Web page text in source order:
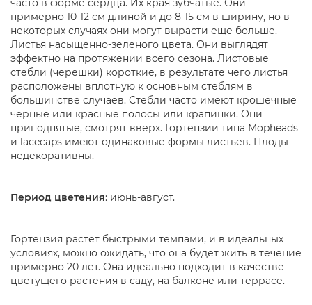
часто в форме сердца. Их края зубчатые. Они
примерно 10-12 см длиной и до 8-15 см в ширину, но в
некоторых случаях они могут вырасти еще больше.
Листья насыщенно-зеленого цвета. Они выглядят
эффектно на протяжении всего сезона. Листовые
стебли (черешки) короткие, в результате чего листья
расположены вплотную к основным стеблям в
большинстве случаев. Стебли часто имеют крошечные
черные или красные полосы или крапинки. Они
приподнятые, смотрят вверх. Гортензии типа Mopheads
и lacecaps имеют одинаковые формы листьев. Плоды
недекоративны.
Период цветения: июнь-август.
Гортензия растет быстрыми темпами, и в идеальных
условиях, можно ожидать, что она будет жить в течение
примерно 20 лет. Она идеально подходит в качестве
цветущего растения в саду, на балконе или террасе.